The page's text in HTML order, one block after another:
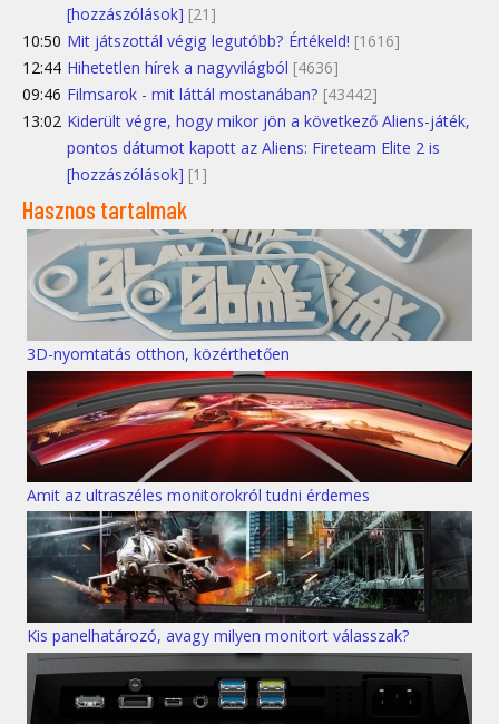
[hozzászólások] [21]
10:50 Mit játszottál végig legutóbb? Értékeld! [1616]
12:44 Hihetetlen hírek a nagyvilágból [4636]
09:46 Filmsarok - mit láttál mostanában? [43442]
13:02 Kiderült végre, hogy mikor jön a következő Aliens-játék,
pontos dátumot kapott az Aliens: Fireteam Elite 2 is
[hozzászólások] [1]
Hasznos tartalmak
3D-nyomtatás otthon, közérthetően
Amit az ultraszéles monitorokról tudni érdemes
Kis panelhatározó, avagy milyen monitort válasszak?